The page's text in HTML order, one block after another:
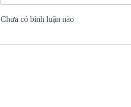
Chưa có bình luận nào